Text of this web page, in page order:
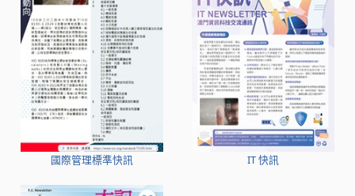
國際管理標準快訊 IT 快訊